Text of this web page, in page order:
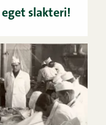
slakteri!